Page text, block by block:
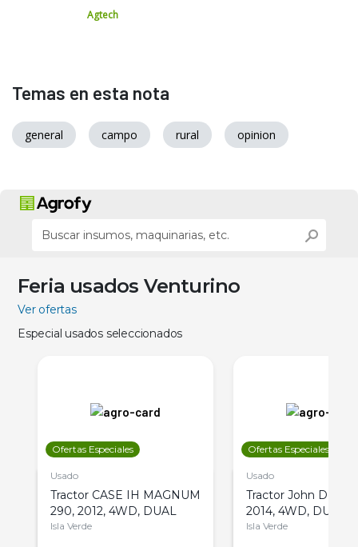
Agtech
Temas en esta nota
general campo rural opinion
Feria usados Venturino
Ver ofertas
Especial usados seleccionados
Ofertas Especiales
Usado
Tractor CASE IH MAGNUM
290, 2012, 4WD, DUAL
Isla Verde
Ofertas Especiales
Usado
Tractor John Deere
2014, 4WD, DUAL
Isla Verde